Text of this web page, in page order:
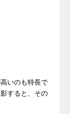
いのも特長で
すると、その